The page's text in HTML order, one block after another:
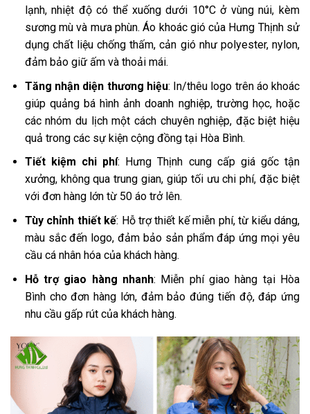
lạnh, nhiệt độ có thể xuống dưới 10°C ở vùng núi, kèm
sương mù và mưa phùn. Áo khoác gió của Hưng Thịnh sử
dụng chất liệu chống thấm, cản gió như polyester, nylon,
đảm bảo giữ ấm và thoải mái.
Tăng nhận diện thương hiệu: In/thêu logo trên áo khoác
giúp quảng bá hình ảnh doanh nghiệp, trường học, hoặc
các nhóm du lịch một cách chuyên nghiệp, đặc biệt hiệu
quả trong các sự kiện cộng đồng tại Hòa Bình.
Tiết kiệm chi phí: Hưng Thịnh cung cấp giá gốc tận
xưởng, không qua trung gian, giúp tối ưu chi phí, đặc biệt
với đơn hàng lớn từ 50 áo trở lên.
Tùy chỉnh thiết kế: Hỗ trợ thiết kế miễn phí, từ kiểu dáng,
màu sắc đến logo, đảm bảo sản phẩm đáp ứng mọi yêu
cầu cá nhân hóa của khách hàng.
Hỗ trợ giao hàng nhanh: Miễn phí giao hàng tại Hòa
Bình cho đơn hàng lớn, đảm bảo đúng tiến độ, đáp ứng
nhu cầu gấp rút của khách hàng.